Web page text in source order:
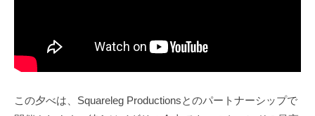
この夕べは、Squareleg Productionsとのパートナーシップで